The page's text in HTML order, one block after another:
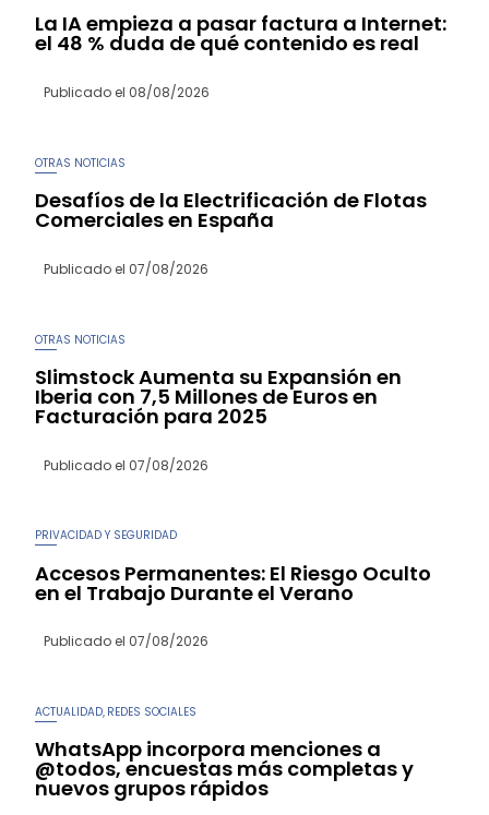
La IA empieza a pasar factura a Internet:
el 48 % duda de qué contenido es real
Publicado el 08/08/2026
OTRAS NOTICIAS
Desafíos de la Electrificación de Flotas
Comerciales en España
Publicado el 07/08/2026
OTRAS NOTICIAS
Slimstock Aumenta su Expansión en
Iberia con 7,5 Millones de Euros en
Facturación para 2025
Publicado el 07/08/2026
PRIVACIDAD Y SEGURIDAD
Accesos Permanentes: El Riesgo Oculto
en el Trabajo Durante el Verano
Publicado el 07/08/2026
ACTUALIDAD REDES SOCIALES
WhatsApp incorpora menciones a
@todos, encuestas más completas y
nuevos grupos rápidos